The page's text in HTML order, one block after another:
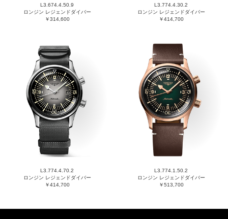
L3.674.4.50.9
ロンジン レジェンドダイバー
￥314,600
L3.774.4.30.2
ロンジン レジェンドダイバー
￥414,700
L3.774.4.70.2
ロンジン レジェンドダイバー
￥414,700
L3.774.1.50.2
ロンジン レジェンドダイバー
￥513,700